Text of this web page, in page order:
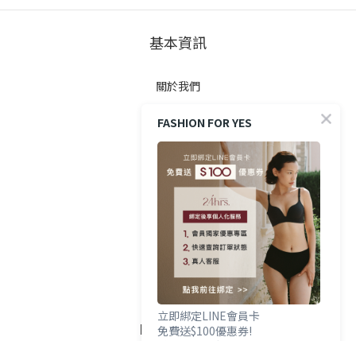
基本資訊
關於我們
顧客服務
防詐提醒
購買方式
政策與條款
FOLLOW US
FASHION FOR YES
立即綁定LINE會員卡
免費送$100優惠券!